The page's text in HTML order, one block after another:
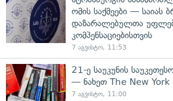
ომის საქმეები — საიას
დაზარალებულთა
კომპენსაციებისთვის
7 აგვისტო, 11:53
21-ე საუკუნის
— ნახეთ The New York
7 აგვისტო, 11:00